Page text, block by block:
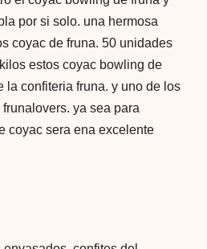
por si solo. una hermosa
coyac de fruna. 50 unidades
estos coyac bowling de
la confiteria fruna. y uno de los
ya sea para
coyac sera ena excelente